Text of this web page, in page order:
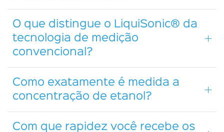
O que distingue o LiquiSonic® da
tecnologia de medição
convencional?
Como exatamente é medida a
concentração de etanol?
Com que rapidez você recebe os